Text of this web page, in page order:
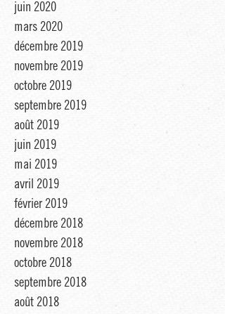
juin 2020
mars 2020
décembre 2019
novembre 2019
octobre 2019
septembre 2019
août 2019
juin 2019
mai 2019
avril 2019
février 2019
décembre 2018
novembre 2018
octobre 2018
septembre 2018
août 2018